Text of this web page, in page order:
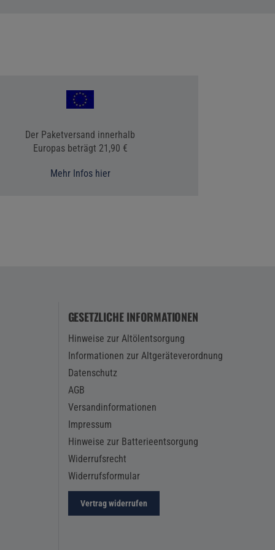
Der Paketversand innerhalb
Europas beträgt 21,90 €
Mehr Infos hier
GESETZLICHE INFORMATIONEN
Hinweise zur Altölentsorgung
Informationen zur Altgeräteverordnung
Datenschutz
AGB
Versandinformationen
Impressum
Hinweise zur Batterieentsorgung
Widerrufsrecht
Widerrufsformular
Vertrag widerrufen